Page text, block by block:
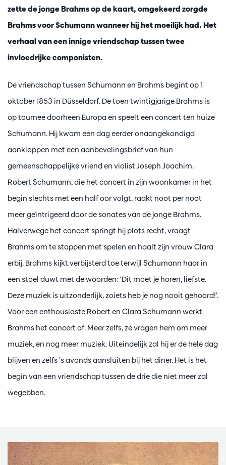
zette de jonge Brahms op de kaart, omgekeerd zorgde
Brahms voor Schumann wanneer hij het moeilijk had. Het
verhaal van een innige vriendschap tussen twee
invloedrijke componisten.
De vriendschap tussen Schumann en Brahms begint op 1
oktober 1853 in Düsseldorf. De toen twintigjarige Brahms is
op tournee doorheen Europa en speelt een concert ten huize
Schumann. Hij kwam een dag eerder onaangekondigd
aankloppen met een aanbevelingsbrief van hun
gemeenschappelijke vriend en violist Joseph Joachim.
Robert Schumann, die het concert in zijn woonkamer in het
begin slechts met een half oor volgt, raakt noot per noot
meer geïntrigeerd door de sonates van de jonge Brahms.
Halverwege het concert springt hij plots recht, vraagt
Brahms om te stoppen met spelen en haalt zijn vrouw Clara
erbij. Brahms kijkt verbijsterd toe terwijl Schumann haar in
een stoel duwt met de woorden: ‘Dit moet je horen, liefste.
Deze muziek is uitzonderlijk, zoiets heb je nog nooit gehoord!’.
Voor een enthousiaste Robert en Clara Schumann werkt
Brahms het concert af. Meer zelfs, ze vragen hem om meer
muziek, en nog meer muziek. Uiteindelijk zal hij er de hele dag
blijven en zelfs ’s avonds aansluiten bij het diner. Het is het
begin van een vriendschap tussen de drie die niet meer zal
wegebben.